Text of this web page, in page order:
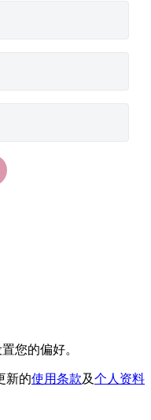
您的偏好。
新的使用条款及个人资料